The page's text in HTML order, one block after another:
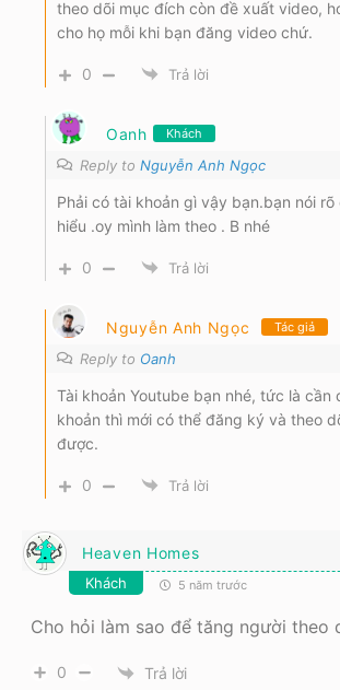
theo dõi mục đích còn đề xuất video,
cho họ mỗi khi bạn đăng video chứ.
0 Trả lời
Oanh Khách
Reply to Nguyễn Anh Ngọc
Phải có tài khoản gì vậy bạn.bạn nói
hiểu .oy mình làm theo . B nhé
0 Trả lời
Nguyễn Anh Ngọc Tác giả
Reply to Oanh
Tài khoản Youtube bạn nhé, tức là cần
khoản thì mới có thể đăng ký và theo
được.
0 Trả lời
Heaven Homes
Khách 5 năm trước
Cho hỏi làm sao để tăng người theo
0 Trả lời